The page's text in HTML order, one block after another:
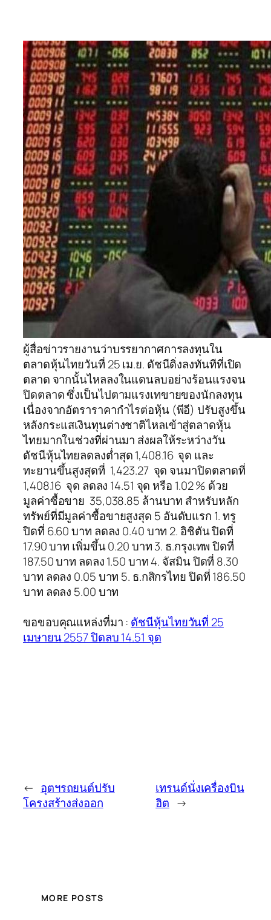
ผู้สื่อข่าวรายงานว่าบรรยากาศการลงทุนใน
ตลาดหุ้นไทยวันที่ 25 เม.ย. ดัชนีดิ่งลงทันทีที่เปิด
ตลาด จากนั้นไหลลงในแดนลบอย่างร้อนแรงจน
ปิดตลาด ซึ่งเป็นไปตามแรงเทขายของนักลงทุน
เนื่องจากอัตราราคากำไรต่อหุ้น (พีอี) ปรับสูงขึ้น
หลังกระแสเงินทุนต่างชาติไหลเข้าสู่ตลาดหุ้น
ไทยมากในช่วงที่ผ่านมา ส่งผลให้ระหว่างวัน
ดัชนีหุ้นไทยลดลงต่ำสุด 1,408.16 จุด และ
ทะยานขึ้นสูงสุดที่ 1,423.27 จุด จนมาปิดตลาดที่
1,408.16 จุด ลดลง 14.51 จุด หรือ 1.02 % ด้วย
มูลค่าซื้อขาย 35,038.85 ล้านบาท สำหรับหลัก
ทรัพย์ที่มีมูลค่าซื้อขายสูงสุด 5 อันดับแรก 1. ทรู
ปิดที่ 6.60 บาท ลดลง 0.40 บาท 2. อิชิตัน ปิดที่
17.90 บาท เพิ่มขึ้น 0.20 บาท 3. ธ.กรุงเทพ ปิดที่
187.50 บาท ลดลง 1.50 บาท 4. จัสมิน ปิดที่ 8.30
บาท ลดลง 0.05 บาท 5. ธ.กสิกรไทย ปิดที่ 186.50
บาท ลดลง 5.00 บาท
ขอขอบคุณแหล่งที่มา : ดัชนีหุ้นไทยวันที่ 25
เมษายน 2557 ปิดลบ 14.51 จุด
← อุตฯรถยนต์ปรับ
โครงสร้างส่งออก
เทรนด์นั่งเครื่องบิน
ฮิต →
MORE POSTS